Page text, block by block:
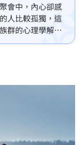
會中，內心卻感
人比較孤獨，這
群的心理學解析
義與大眾截然不
生活滿意度。